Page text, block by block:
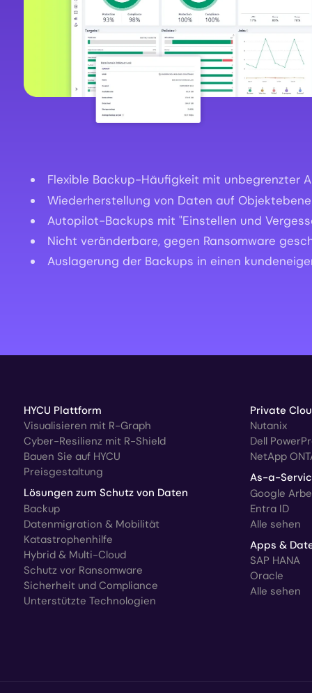
Flexible Backup-Häufigkeit mit unbegrenzter
Wiederherstellung von Daten auf
Autopilot-Backups mit "Einstellen und
Nicht veränderbare, gegen Ransomware
Auslagerung der Backups in einen
HYCU Plattform
Visualisieren mit R-Graph
Cyber-Resilienz mit R-Shield
Bauen Sie auf HYCU
Preisgestaltung
Lösungen zum Schutz von Daten
Backup
Datenmigration & Mobilität
Katastrophenhilfe
Hybrid & Multi-Cloud
Schutz vor Ransomware
Sicherheit und Compliance
Unterstützte Technologien
Private
Nutanix
Dell
NetApp
As-a-
Google
Entra ID
Alle sehen
Apps &
SAP HANA
Oracle
Alle sehen